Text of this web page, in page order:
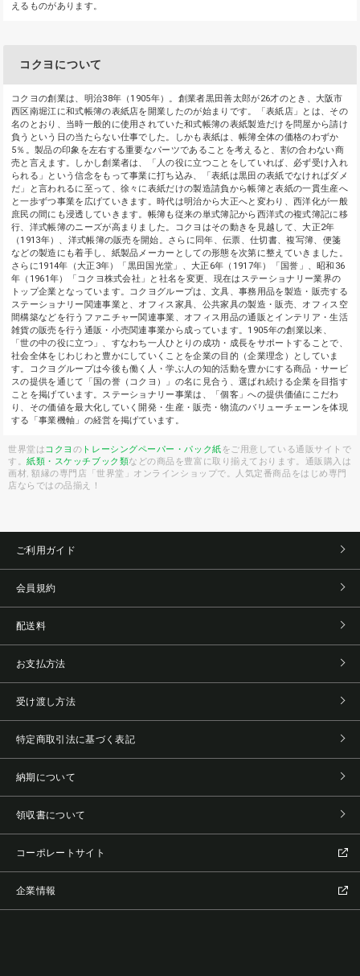
えるものがあります。
コクヨについて
コクヨの創業は、明治38年（1905年）。創業者黒田善太郎が26才のとき、大阪市
西区南堀江に和式帳簿の表紙店を開業したのが始まりです。「表紙店」とは、その
名のとおり、当時一般的に使用されていた和式帳簿の表紙製造だけを問屋から請け
負うという日の当たらない仕事でした。しかも表紙は、帳簿全体の価格のわずか
5％。製品の印象を左右する重要なパーツであることを考えると、割の合わない商
売と言えます。しかし創業者は、「人の役に立つことをしていれば、必ず受け入れ
られる」という信念をもって事業に打ち込み、「表紙は黒田の表紙でなければダメ
だ」と言われるに至って、徐々に表紙だけの製造請負から帳簿と表紙の一貫生産へ
と一歩ずつ事業を広げていきます。時代は明治から大正へと変わり、西洋化が一般
庶民の間にも浸透していきます。帳簿も従来の単式簿記から西洋式の複式簿記に移
行、洋式帳簿のニーズが高まりました。コクヨはその動きを見越して、大正2年
（1913年）、洋式帳簿の販売を開始。さらに同年、伝票、仕切書、複写簿、便箋
などの製造にも着手し、紙製品メーカーとしての形態を次第に整えていきました。
さらに1914年（大正3年）「黒田国光堂」、大正6年（1917年）「国誉」、昭和36
年（1961年）「コクヨ株式会社」と社名を変更、現在はステーショナリー業界の
トップ企業となっています。コクヨグループは、文具、事務用品を製造・販売する
ステーショナリー関連事業と、オフィス家具、公共家具の製造・販売、オフィス空
間構築などを行うファニチャー関連事業、オフィス用品の通販とインテリア・生活
雑貨の販売を行う通販・小売関連事業から成っています。1905年の創業以来、
「世の中の役に立つ」、すなわち一人ひとりの成功・成長をサポートすることで、
社会全体をじわじわと豊かにしていくことを企業の目的（企業理念）としていま
す。コクヨグループは今後も働く人・学ぶ人の知的活動を豊かにする商品・サービ
スの提供を通じて「国の誉（コクヨ）」の名に見合う、選ばれ続ける企業を目指す
ことを掲げています。ステーショナリー事業は、「個客」への提供価値にこだわ
り、その価値を最大化していく開発・生産・販売・物流のバリューチェーンを体現
する「事業機軸」の経営を掲げています。
世界堂はコクヨ の トレーシングペーパー・パック紙をご用意している通販サイトで
す。紙類・スケッチブック類などの商品を豊富に取り揃えております。通販購入は
画材, 額縁の専門店「世界堂」オンラインショップで。人気定番商品をはじめ専門
店ならではの品揃え！
ご利用ガイド
会員規約
配送料
お支払方法
受け渡し方法
特定商取引法に基づく表記
納期について
領収書について
コーポレートサイト
企業情報